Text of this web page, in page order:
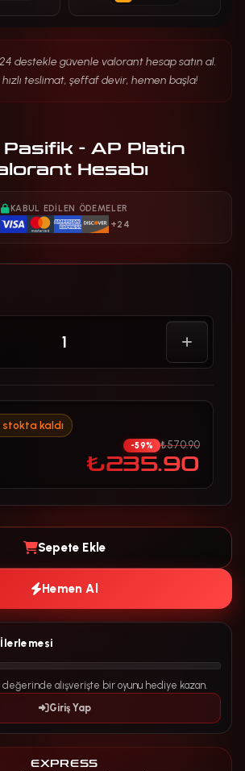
destekle güvenle valorant hesap satın al.
teslimat, şeffaf devir, hemen başla!
- AP Platin
Hesabı
KABUL EDILEN ÖDEMELER
+24
stokta kaldı
-59% ₺570.90
₺235.90
Sepete Ekle
Hemen Al
değerinde alışverişte bir oyunu hediye kazan.
Giriş Yap
EXPRESS